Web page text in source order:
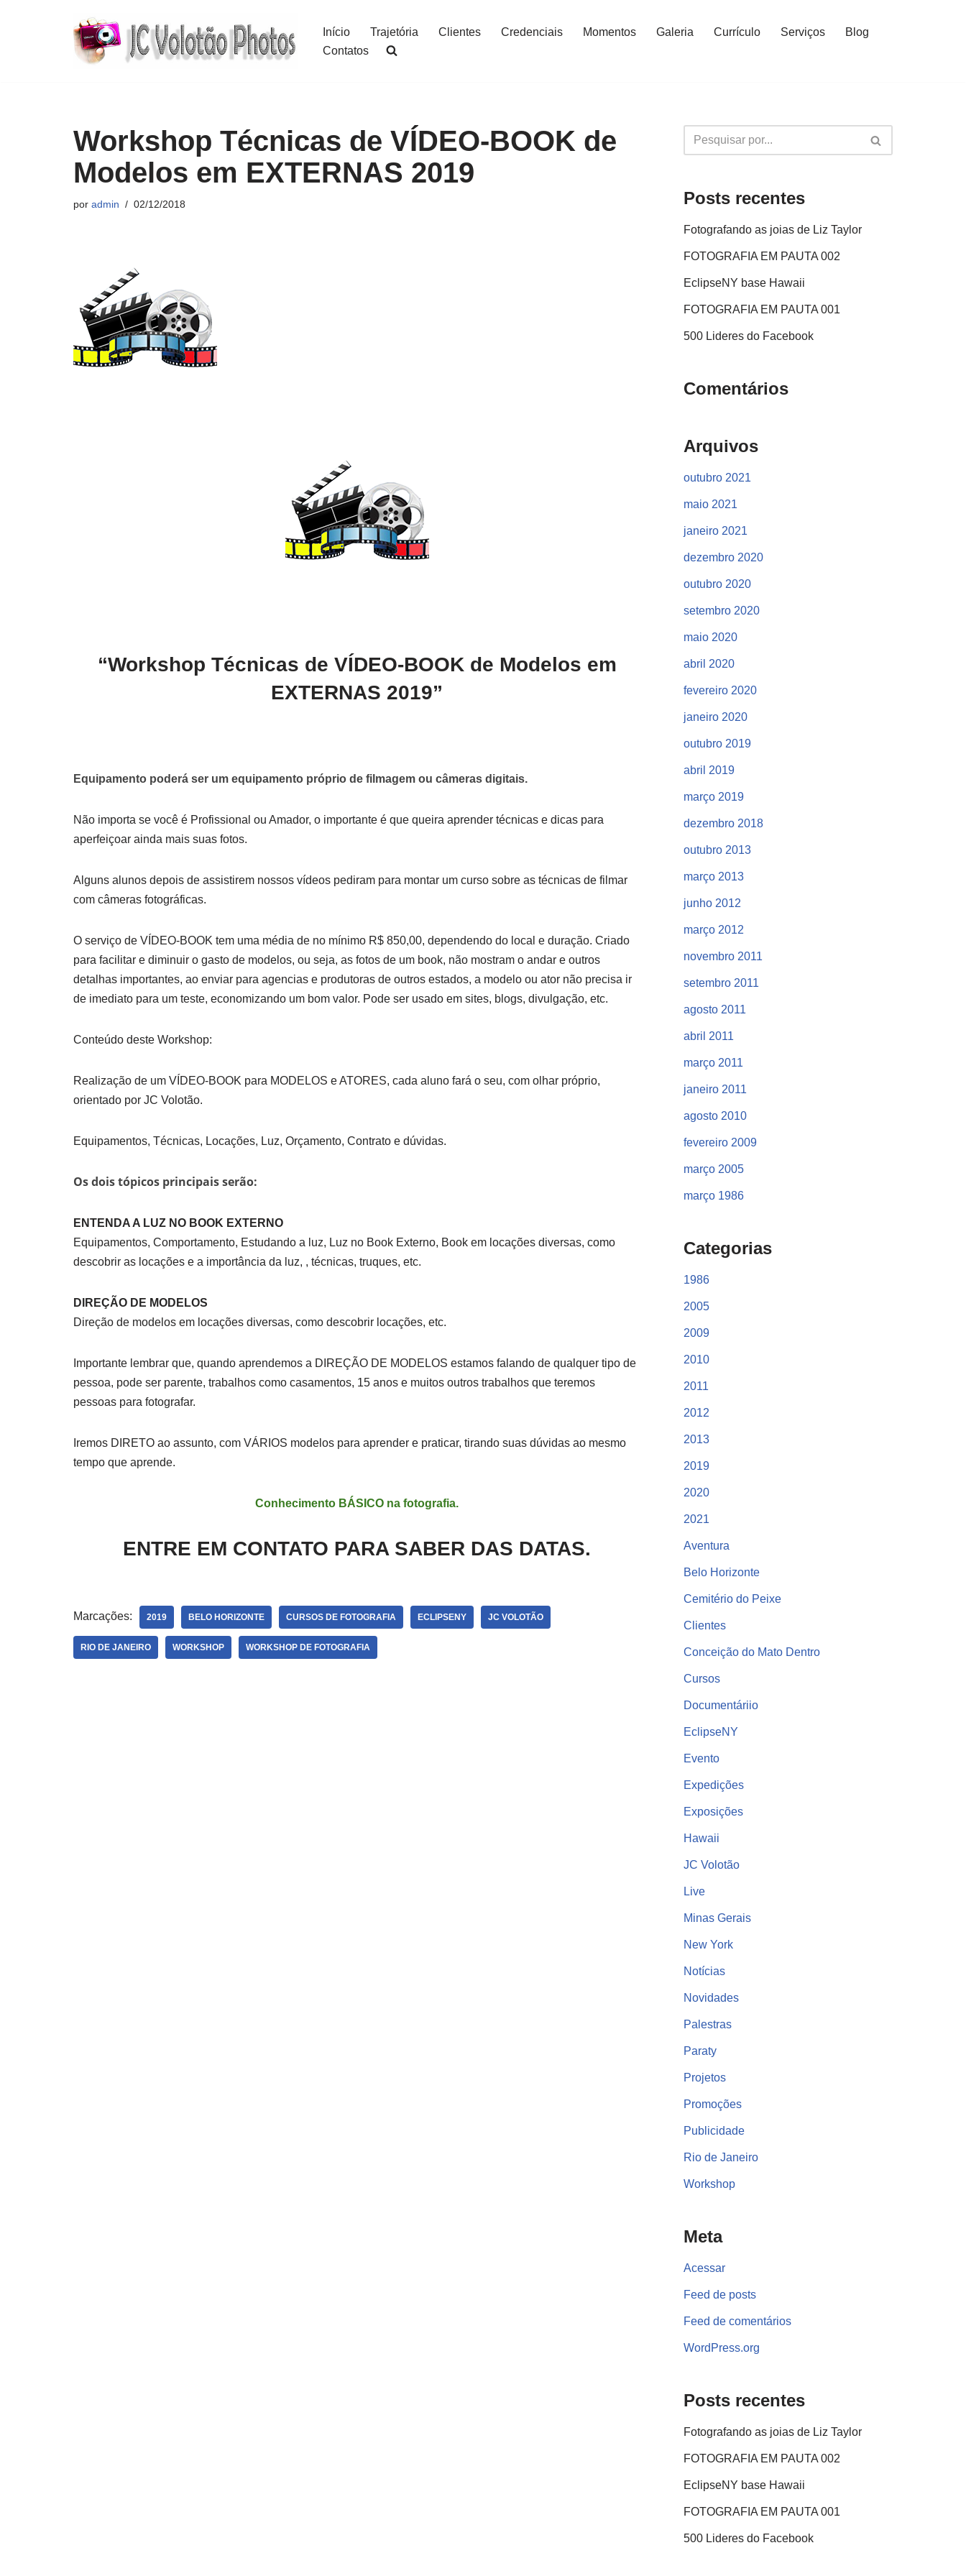
Início Trajetória Clientes Credenciais Momentos Galeria Currículo Serviços
Blog
Contatos
Workshop Técnicas de VÍDEO-BOOK de
Modelos em EXTERNAS 2019
por admin 02/12/2018
“Workshop Técnicas de VÍDEO-BOOK de Modelos em
EXTERNAS 2019”
Equipamento poderá ser um equipamento próprio de filmagem ou câmeras digitais.
Não importa se você é Profissional ou Amador, o importante é que queira aprender técnicas e dicas para
aperfeiçoar ainda mais suas fotos.
Alguns alunos depois de assistirem nossos vídeos pediram para montar um curso sobre as técnicas de filmar
com câmeras fotográficas.
O serviço de VÍDEO-BOOK tem uma média de no mínimo R$ 850,00, dependendo do local e duração. Criado
para facilitar e diminuir o gasto de modelos, ou seja, as fotos de um book, não mostram o andar e outros
detalhas importantes, ao enviar para agencias e produtoras de outros estados, a modelo ou ator não precisa ir
de imediato para um teste, economizando um bom valor. Pode ser usado em sites, blogs, divulgação, etc.
Conteúdo deste Workshop:
Realização de um VÍDEO-BOOK para MODELOS e ATORES, cada aluno fará o seu, com olhar próprio,
orientado por JC Volotão.
Equipamentos, Técnicas, Locações, Luz, Orçamento, Contrato e dúvidas.
Os dois tópicos principais serão:
ENTENDA A LUZ NO BOOK EXTERNO
Equipamentos, Comportamento, Estudando a luz, Luz no Book Externo, Book em locações diversas, como
descobrir as locações e a importância da luz, , técnicas, truques, etc.
DIREÇÃO DE MODELOS
Direção de modelos em locações diversas, como descobrir locações, etc.
Importante lembrar que, quando aprendemos a DIREÇÃO DE MODELOS estamos falando de qualquer tipo de
pessoa, pode ser parente, trabalhos como casamentos, 15 anos e muitos outros trabalhos que teremos
pessoas para fotografar.
Iremos DIRETO ao assunto, com VÁRIOS modelos para aprender e praticar, tirando suas dúvidas ao mesmo
tempo que aprende.
Conhecimento BÁSICO na fotografia.
ENTRE EM CONTATO PARA SABER DAS DATAS.
Marcações: 2019 BELO HORIZONTE CURSOS DE FOTOGRAFIA ECLIPSENY JC VOLOTÃO
RIO DE JANEIRO WORKSHOP WORKSHOP DE FOTOGRAFIA
Posts recentes
Fotografando as joias de Liz Taylor
FOTOGRAFIA EM PAUTA 002
EclipseNY base Hawaii
FOTOGRAFIA EM PAUTA 001
500 Lideres do Facebook
Comentários
Arquivos
outubro 2021
maio 2021
janeiro 2021
dezembro 2020
outubro 2020
setembro 2020
maio 2020
abril 2020
fevereiro 2020
janeiro 2020
outubro 2019
abril 2019
março 2019
dezembro 2018
outubro 2013
março 2013
junho 2012
março 2012
novembro 2011
setembro 2011
agosto 2011
abril 2011
março 2011
janeiro 2011
agosto 2010
fevereiro 2009
março 2005
março 1986
Categorias
1986
2005
2009
2010
2011
2012
2013
2019
2020
2021
Aventura
Belo Horizonte
Cemitério do Peixe
Clientes
Conceição do Mato Dentro
Cursos
Documentáriio
EclipseNY
Evento
Expedições
Exposições
Hawaii
JC Volotão
Live
Minas Gerais
New York
Notícias
Novidades
Palestras
Paraty
Projetos
Promoções
Publicidade
Rio de Janeiro
Workshop
Meta
Acessar
Feed de posts
Feed de comentários
WordPress.org
Posts recentes
Fotografando as joias de Liz Taylor
FOTOGRAFIA EM PAUTA 002
EclipseNY base Hawaii
FOTOGRAFIA EM PAUTA 001
500 Lideres do Facebook